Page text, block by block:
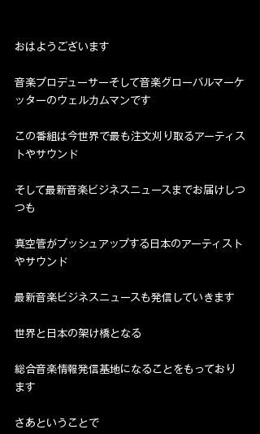
おはようございます
音楽プロデューサーそして音楽グローバルマーケ
ッターのウェルカムマンです
この番組は今世界で最も注文刈り取るアーティス
トやサウンド
そして最新音楽ビジネスニュースまでお届けしつ
つも
真空管がプッシュアップする日本のアーティスト
やサウンド
最新音楽ビジネスニュースも発信していきます
世界と日本の架け橋となる
総合音楽情報発信基地になることをもっており
ます
さあということで